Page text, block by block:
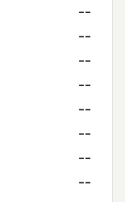
--
--
--
--
--
--
--
--